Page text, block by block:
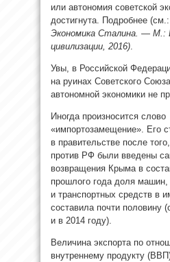
или автономия советской
достигнута. Подробнее (см.:
Экономика Сталина. — М.:
цивилизации, 2016)
Увы, в Российской
на руинах Советского
автономной экономики не
Иногда произносится слово
«импортозамещение». Его
в правительстве после
против РФ были введены
возвращения Крыма в
прошлого года доля машин,
и транспортных средств в
составила почти половину
и в 2014 году).
Величина экспорта по
внутреннему продукту